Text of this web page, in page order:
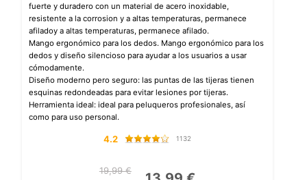
fuerte y duradero con un material de acero inoxidable,
resistente a la corrosion y a altas temperaturas, permanece
afiladoy a altas temperaturas, permanece afilado.
Mango ergonómico para los dedos. Mango ergonómico para los
dedos y diseño silencioso para ayudar a los usuarios a usar
cómodamente.
Diseño moderno pero seguro: las puntas de las tijeras tienen
esquinas redondeadas para evitar lesiones por tijeras.
Herramienta ideal: ideal para peluqueros profesionales, así
como para uso personal.
4.2 1132
19,99 €